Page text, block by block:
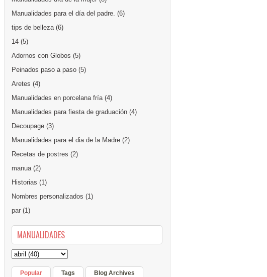
Manualidades para el día del padre. (6)
tips de belleza (6)
14 (5)
Adornos con Globos (5)
Peinados paso a paso (5)
Aretes (4)
Manualidades en porcelana fría (4)
Manualidades para fiesta de graduación (4)
Decoupage (3)
Manualidades para el dia de la Madre (2)
Recetas de postres (2)
manua (2)
Historias (1)
Nombres personalizados (1)
par (1)
MANUALIDADES
Popular Tags Blog Archives